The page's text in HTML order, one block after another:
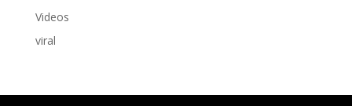
Videos
viral